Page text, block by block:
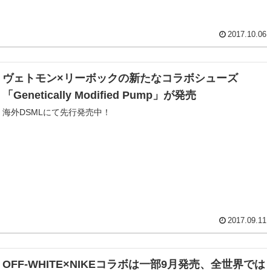
2017.10.06
ヴェトモン×リーボックの新たなコラボシューズ
「Genetically Modified Pump」が発売
海外DSMLにて先行発売中！
2017.09.11
OFF-WHITE×NIKEコラボは一部9月発売、全世界では